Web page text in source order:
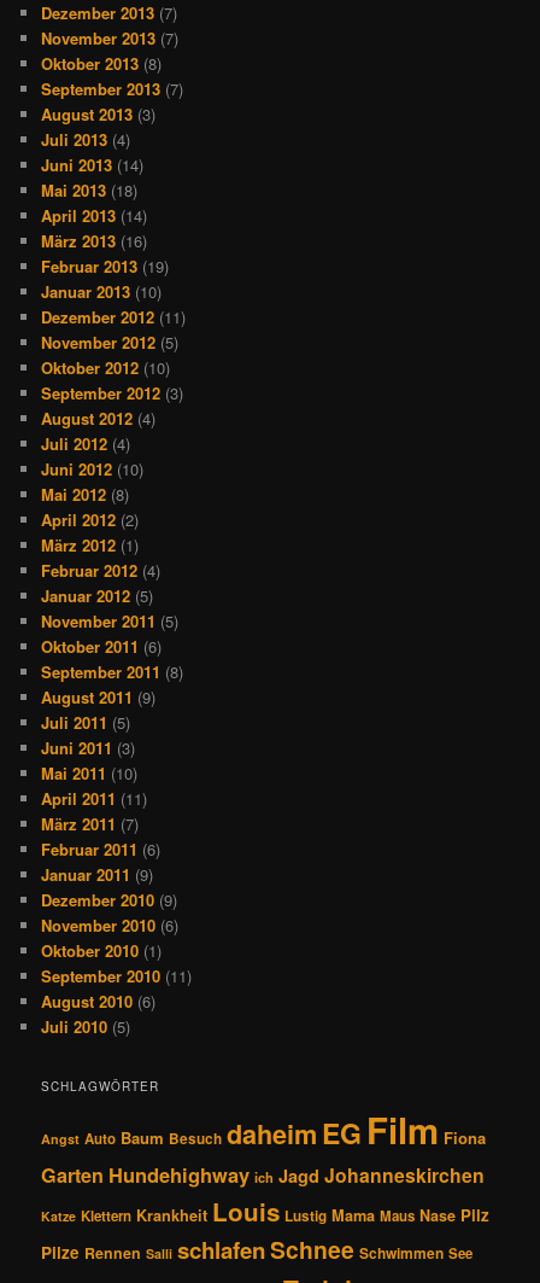
Dezember 2013 (7)
November 2013 (7)
Oktober 2013 (8)
September 2013 (7)
August 2013 (3)
Juli 2013 (4)
Juni 2013 (14)
Mai 2013 (18)
April 2013 (14)
März 2013 (16)
Februar 2013 (19)
Januar 2013 (10)
Dezember 2012 (11)
November 2012 (5)
Oktober 2012 (10)
September 2012 (3)
August 2012 (4)
Juli 2012 (4)
Juni 2012 (10)
Mai 2012 (8)
April 2012 (2)
März 2012 (1)
Februar 2012 (4)
Januar 2012 (5)
November 2011 (5)
Oktober 2011 (6)
September 2011 (8)
August 2011 (9)
Juli 2011 (5)
Juni 2011 (3)
Mai 2011 (10)
April 2011 (11)
März 2011 (7)
Februar 2011 (6)
Januar 2011 (9)
Dezember 2010 (9)
November 2010 (6)
Oktober 2010 (1)
September 2010 (11)
August 2010 (6)
Juli 2010 (5)
SCHLAGWÖRTER
Angst Auto Baum Besuch daheimEG Film Fiona
Garten Hundehighway ich Jagd Johanneskirchen
Katze Klettern Krankheit Louis Lustig Mama Maus Nase Pilz
Pilze Rennen Salli schlafenSchnee Schwimmen See